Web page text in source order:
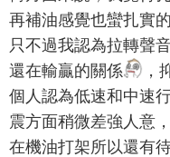
再補油感覺也蠻扎實的
只不過我認為拉轉聲
還在輸贏的關係
，
個人認為低速和中速
震方面稍微差強人意
在機油打架所以還有